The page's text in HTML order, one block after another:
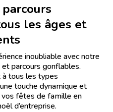
les âges et
inoubliable avec notre
parcours gonflables.
tous les types
touche dynamique et
vos fêtes de famille en
d’entreprise.